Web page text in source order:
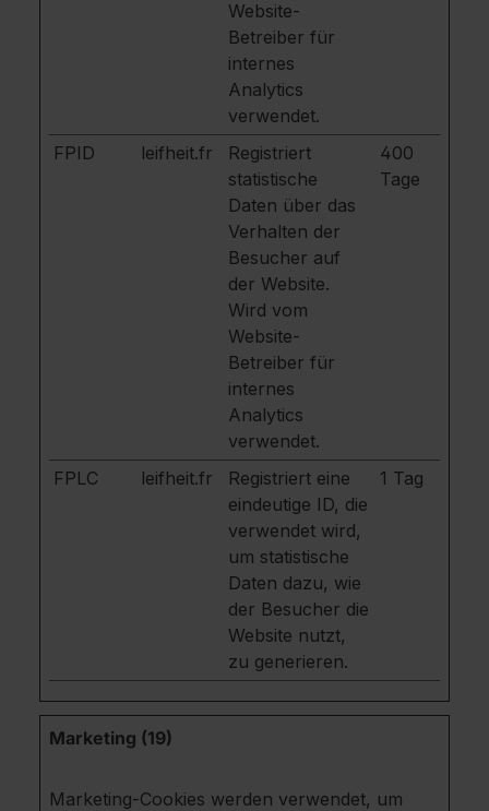
Website-
Betreiber für
internes
Analytics
verwendet.
FPID
leifheit.fr
Registriert
statistische
Daten über das
Verhalten der
Besucher auf
der Website.
Wird vom
Website-
Betreiber für
internes
Analytics
verwendet.
400
Tage
FPLC leifheit.fr
Registriert eine
eindeutige ID, die
verwendet wird,
um statistische
Daten dazu, wie
der Besucher die
Website nutzt,
zu generieren.
1 Tag
Marketing (19)
Marketing-Cookies werden verwendet, um